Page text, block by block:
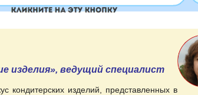
изделия», ведущий специалист
кондитерских изделий, представленных в